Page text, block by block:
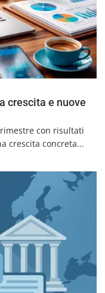
crescita e nuove
con risultati
crescita concreta...